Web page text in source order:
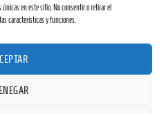
en este sitio. No consentir o retirar el
características y funciones.
de los fondos «NextGenerationEU» y el
Kit Digital.